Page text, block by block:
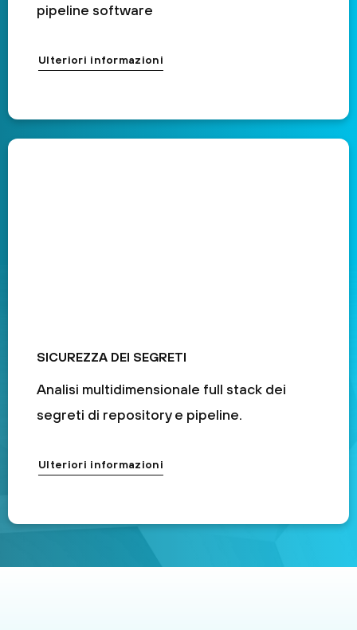
pipeline software
Ulteriori informazioni
SICUREZZA DEI SEGRETI
Analisi multidimensionale full stack dei
segreti di repository e pipeline.
Ulteriori informazioni